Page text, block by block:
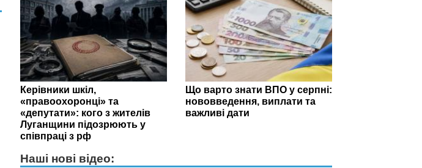
Керівники шкіл,
«правоохоронці» та
«депутати»: кого з жителів
Луганщини підозрюють у
співпраці з рф
Що варто знати ВПО у серпні:
нововведення, виплати та
важливі дати
Наші нові відео: